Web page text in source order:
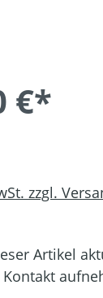
€*
zzgl.
Artikel